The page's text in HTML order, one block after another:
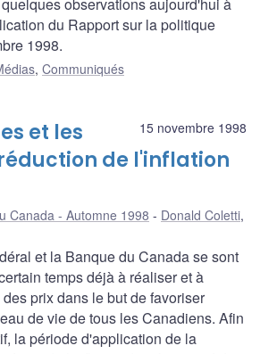
observations aujourd'hui à
du Rapport sur la politique
1998.
, Communiqués
15 novembre 1998
et les
de l'inflation
Canada - Automne 1998 Donald Coletti,
et la Banque du Canada se sont
temps déjà à réaliser et à
prix dans le but de favoriser
de vie de tous les Canadiens. Afin
la période d'application de la